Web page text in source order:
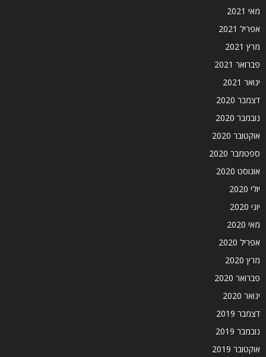
מאי 2021
אפריל 2021
מרץ 2021
פברואר 2021
ינואר 2021
דצמבר 2020
נובמבר 2020
אוקטובר 2020
ספטמבר 2020
אוגוסט 2020
יולי 2020
יוני 2020
מאי 2020
אפריל 2020
מרץ 2020
פברואר 2020
ינואר 2020
דצמבר 2019
נובמבר 2019
אוקטובר 2019